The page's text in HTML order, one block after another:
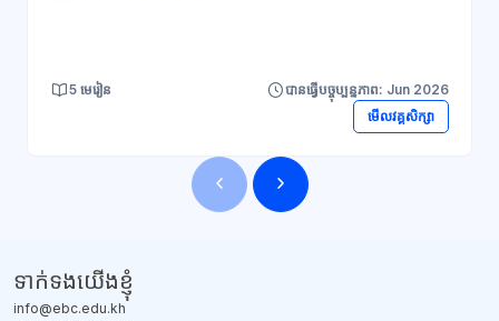
5 មេរៀន
បានធ្វើបច្ចុប្បន្នភាព: Jun 2026
មើលវគ្គសិក្សា
ទាក់ទង​យើងខ្ញុំ
info@ebc.edu.kh